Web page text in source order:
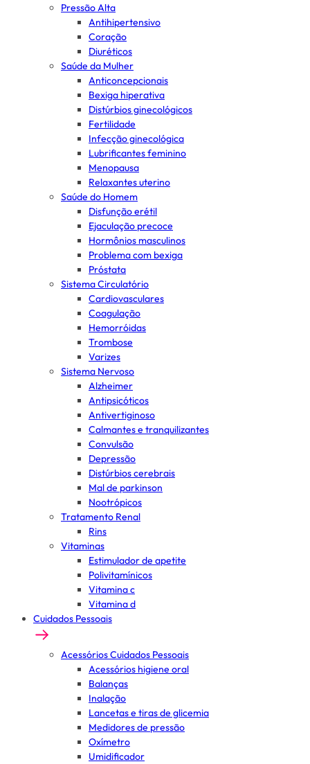
Pressão Alta
Antihipertensivo
Coração
Diuréticos
Saúde da Mulher
Anticoncepcionais
Bexiga hiperativa
Distúrbios ginecológicos
Fertilidade
Infecção ginecológica
Lubrificantes feminino
Menopausa
Relaxantes uterino
Saúde do Homem
Disfunção erétil
Ejaculação precoce
Hormônios masculinos
Problema com bexiga
Próstata
Sistema Circulatório
Cardiovasculares
Coagulação
Hemorróidas
Trombose
Varizes
Sistema Nervoso
Alzheimer
Antipsicóticos
Antivertiginoso
Calmantes e tranquilizantes
Convulsão
Depressão
Distúrbios cerebrais
Mal de parkinson
Nootrópicos
Tratamento Renal
Rins
Vitaminas
Estimulador de apetite
Polivitamínicos
Vitamina c
Vitamina d
Cuidados Pessoais
Acessórios Cuidados Pessoais
Acessórios higiene oral
Balanças
Inalação
Lancetas e tiras de glicemia
Medidores de pressão
Oxímetro
Umidificador